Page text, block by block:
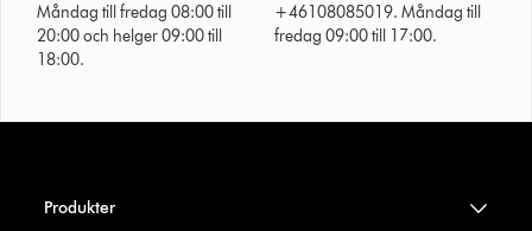
Måndag till fredag 08:00 till
20:00 och helger 09:00 till
18:00.
+46108085019. Måndag till
fredag 09:00 till 17:00.
Produkter